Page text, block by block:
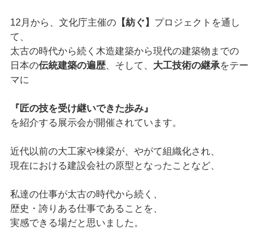
12月から、文化庁主催の【紡ぐ】 プロジェクトを通し
て、
太古の時代から続く木造建築から現代の建築物までの
日本の伝統建築の遍歴、そして、 大工技術の継承をテー
マに
『匠の技を受け継いできた歩み』
を紹介する展示会が開催されています。
近代以前の大工家や棟梁が、やがて組織化され、
現在における建設会社の原型となったことなど、
私達の仕事が太古の時代から続く、
歴史・誇りある仕事であることを、
実感できる場だと思いました。